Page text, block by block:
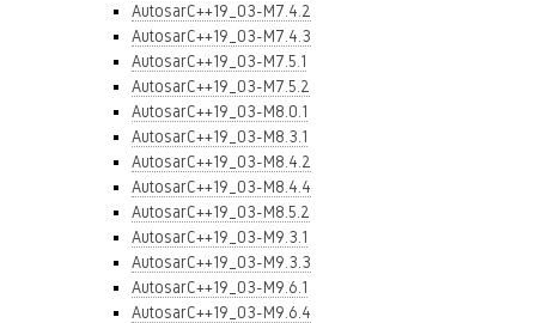
AutosarC++19_03-M7.4.2
AutosarC++19_03-M7.4.3
AutosarC++19_03-M7.5.1
AutosarC++19_03-M7.5.2
AutosarC++19_03-M8.0.1
AutosarC++19_03-M8.3.1
AutosarC++19_03-M8.4.2
AutosarC++19_03-M8.4.4
AutosarC++19_03-M8.5.2
AutosarC++19_03-M9.3.1
AutosarC++19_03-M9.3.3
AutosarC++19_03-M9.6.1
AutosarC++19_03-M9.6.4